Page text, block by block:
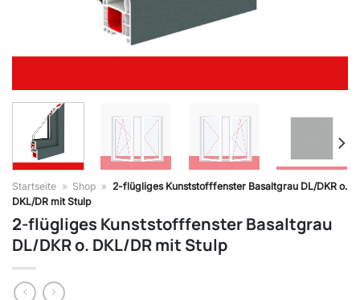
Startseite » Shop » 2-flügliges Kunststofffenster Basaltgrau DL/DKR o.
DKL/DR mit Stulp
2-flügliges Kunststofffenster Basaltgrau
DL/DKR o. DKL/DR mit Stulp